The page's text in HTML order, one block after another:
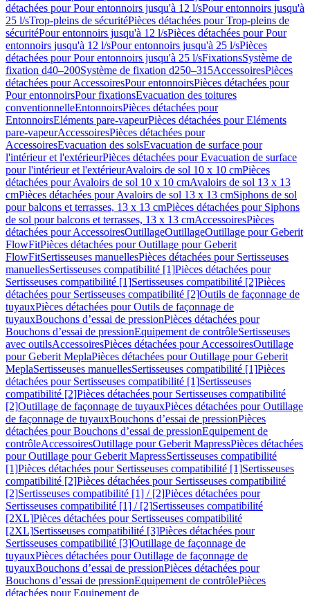
détachées pour Pour entonnoirs jusqu'à 12 l/sPour entonnoirs jusqu'à
25 l/sTrop-pleins de sécuritéPièces détachées pour Trop-pleins de
sécuritéPour entonnoirs jusqu'à 12 l/sPièces détachées pour Pour
entonnoirs jusqu'à 12 l/sPour entonnoirs jusqu'à 25 l/sPièces
détachées pour Pour entonnoirs jusqu'à 25 l/sFixationsSystème de
fixation d40–200Système de fixation d250–315AccessoiresPièces
détachées pour AccessoiresPour entonnoirsPièces détachées pour
Pour entonnoirsPour fixationsEvacuation des toitures
conventionnelleEntonnoirsPièces détachées pour
EntonnoirsEléments pare-vapeurPièces détachées pour Eléments
pare-vapeurAccessoiresPièces détachées pour
AccessoiresEvacuation des solsEvacuation de surface pour
l'intérieur et l'extérieurPièces détachées pour Evacuation de surface
pour l'intérieur et l'extérieurAvaloirs de sol 10 x 10 cmPièces
détachées pour Avaloirs de sol 10 x 10 cmAvaloirs de sol 13 x 13
cmPièces détachées pour Avaloirs de sol 13 x 13 cmSiphons de sol
pour balcons et terrasses, 13 x 13 cmPièces détachées pour Siphons
de sol pour balcons et terrasses, 13 x 13 cmAccessoiresPièces
détachées pour AccessoiresOutillageOutillageOutillage pour Geberit
FlowFitPièces détachées pour Outillage pour Geberit
FlowFitSertisseuses manuellesPièces détachées pour Sertisseuses
manuellesSertisseuses compatibilité [1]Pièces détachées pour
Sertisseuses compatibilité [1]Sertisseuses compatibilité [2]Pièces
détachées pour Sertisseuses compatibilité [2]Outils de façonnage de
tuyauxPièces détachées pour Outils de façonnage de
tuyauxBouchons d’essai de pressionPièces détachées pour
Bouchons d’essai de pressionEquipement de contrôleSertisseuses
avec outilsAccessoiresPièces détachées pour AccessoiresOutillage
pour Geberit MeplaPièces détachées pour Outillage pour Geberit
MeplaSertisseuses manuellesSertisseuses compatibilité [1]Pièces
détachées pour Sertisseuses compatibilité [1]Sertisseuses
compatibilité [2]Pièces détachées pour Sertisseuses compatibilité
[2]Outillage de façonnage de tuyauxPièces détachées pour Outillage
de façonnage de tuyauxBouchons d’essai de pressionPièces
détachées pour Bouchons d’essai de pressionEquipement de
contrôleAccessoiresOutillage pour Geberit MapressPièces détachées
pour Outillage pour Geberit MapressSertisseuses compatibilité
[1]Pièces détachées pour Sertisseuses compatibilité [1]Sertisseuses
compatibilité [2]Pièces détachées pour Sertisseuses compatibilité
[2]Sertisseuses compatibilité [1] / [2]Pièces détachées pour
Sertisseuses compatibilité [1] / [2]Sertisseuses compatibilité
[2XL]Pièces détachées pour Sertisseuses compatibilité
[2XL]Sertisseuses compatibilité [3]Pièces détachées pour
Sertisseuses compatibilité [3]Outillage de façonnage de
tuyauxPièces détachées pour Outillage de façonnage de
tuyauxBouchons d’essai de pressionPièces détachées pour
Bouchons d’essai de pressionEquipement de contrôlePièces
détachées pour Equipement de